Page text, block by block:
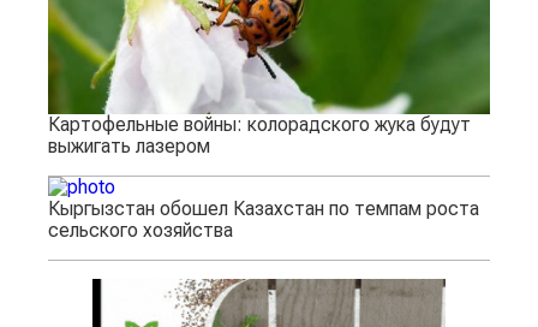
Картофельные войны: колорадского жука будут
выжигать лазером
Кыргызстан обошел Казахстан по темпам роста
сельского хозяйства